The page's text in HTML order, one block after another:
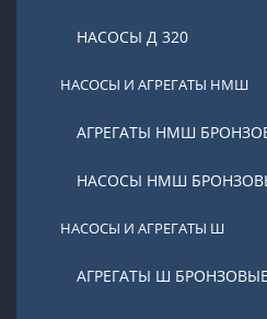
НАСОСЫ Д 320
НАСОСЫ И АГРЕГАТЫ НМШ
АГРЕГАТЫ НМШ
НАСОСЫ НМШ
НАСОСЫ И АГРЕГАТЫ Ш
АГРЕГАТЫ Ш БРОНЗОВЫЕ